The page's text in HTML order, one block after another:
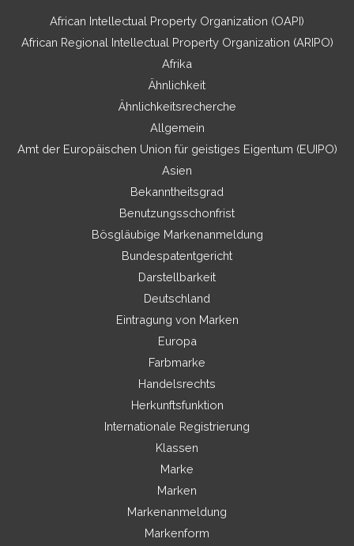
African Intellectual Property Organization (OAPI)
African Regional Intellectual Property Organization (ARIPO)
Afrika
Ähnlichkeit
Ähnlichkeitsrecherche
Allgemein
Amt der Europäischen Union für geistiges Eigentum (EUIPO)
Asien
Bekanntheitsgrad
Benutzungsschonfrist
Bösgläubige Markenanmeldung
Bundespatentgericht
Darstellbarkeit
Deutschland
Eintragung von Marken
Europa
Farbmarke
Handelsrechts
Herkunftsfunktion
Internationale Registrierung
Klassen
Marke
Marken
Markenanmeldung
Markenform